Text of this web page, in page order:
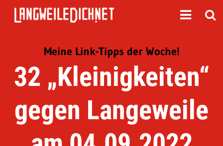
Meine Link-Tipps der Woche!
32 „Kleinigkeiten“
gegen Langeweile